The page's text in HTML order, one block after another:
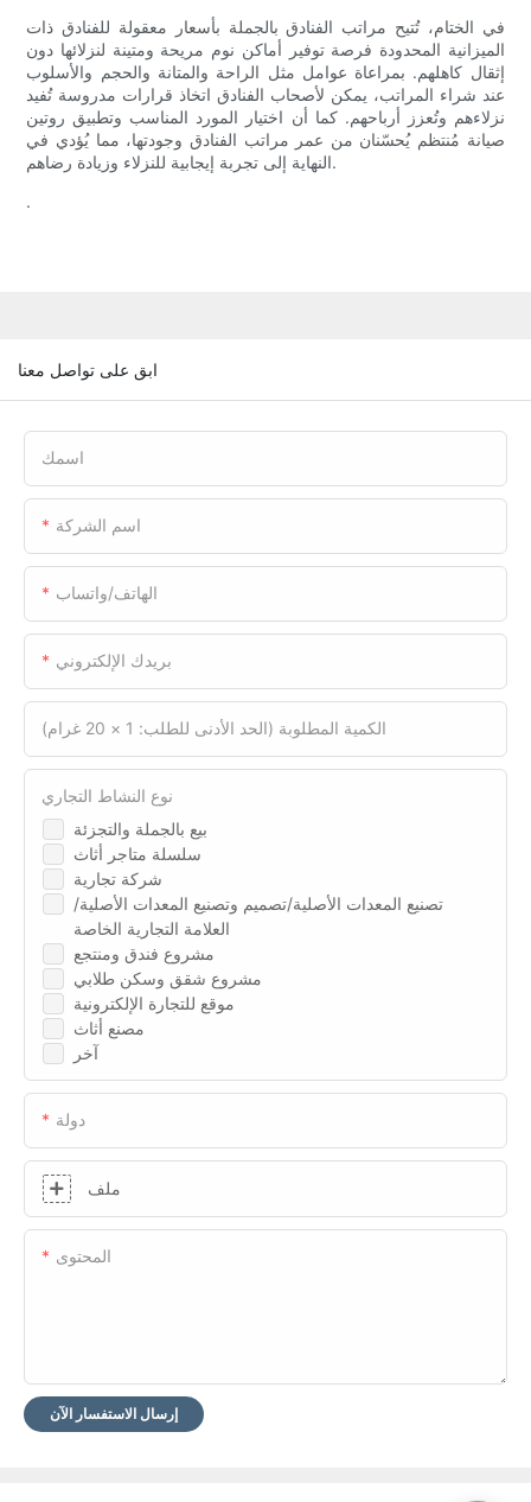
في الختام، تُتيح مراتب الفنادق بالجملة بأسعار معقولة للفنادق ذات
الميزانية المحدودة فرصة توفير أماكن نوم مريحة ومتينة لنزلائها دون
إثقال كاهلهم. بمراعاة عوامل مثل الراحة والمتانة والحجم والأسلوب
عند شراء المراتب، يمكن لأصحاب الفنادق اتخاذ قرارات مدروسة تُفيد
نزلاءهم وتُعزز أرباحهم. كما أن اختيار المورد المناسب وتطبيق روتين
صيانة مُنتظم يُحسّنان من عمر مراتب الفنادق وجودتها، مما يُؤدي في
النهاية إلى تجربة إيجابية للنزلاء وزيادة رضاهم.
.
ابق على تواصل معنا
اسمك
اسم الشركة
الهاتف/واتساب
بريدك الإلكتروني
الكمية المطلوبة (الحد الأدنى للطلب: 1 × 20 غرام)
بيع بالجملة والتجزئة
سلسلة متاجر أثاث
شركة تجارية
تصنيع المعدات الأصلية/تصميم وتصنيع المعدات الأصلية/
العلامة التجارية الخاصة
مشروع فندق ومنتجع
مشروع شقق وسكن طلابي
موقع للتجارة الإلكترونية
مصنع أثاث
آخر
نوع النشاط التجاري
دولة
ملف
المحتوى
إرسال الاستفسار الآن